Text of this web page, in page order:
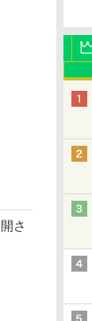
さ